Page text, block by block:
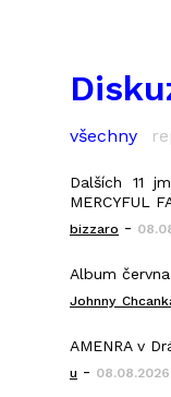
všechny
Dalších 11
MERCYFUL
bizzaro -
Album
AMENRA v
u -